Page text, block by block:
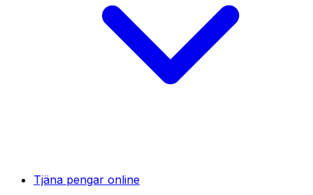
Tjäna pengar online